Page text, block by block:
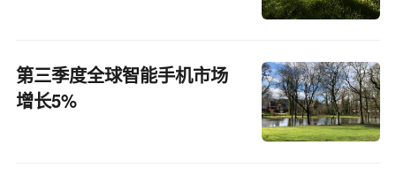
第三季度全球智能手机市场
增长5%